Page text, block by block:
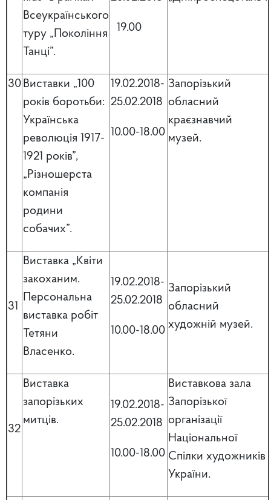
Всеукраїнського
туру „Покоління
Танці”.
19.00
30 Виставки „100
років боротьби:
Українська
революція 1917-
1921 років”,
„Різношерста
компанія
родини
собачих”.
19.02.2018-
25.02.2018
10.00-18.00
Запорізький
обласний
краєзнавчий
музей.
31
Виставка „Квіти
закоханим.
Персональна
виставка робіт
Тетяни
Власенко.
19.02.2018-
25.02.2018
10.00-18.00
Запорізький
обласний
художній музей.
32
Виставка
запорізьких
митців.
19.02.2018-
25.02.2018
10.00-18.00
Виставкова зала
Запорізької
організації
Національної
Спілки художників
України.